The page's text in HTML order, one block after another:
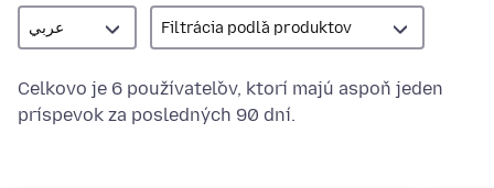
عربي Filtrácia podľa produktov
Celkovo je 6 používateľov, ktorí majú aspoň jeden
príspevok za posledných 90 dní.